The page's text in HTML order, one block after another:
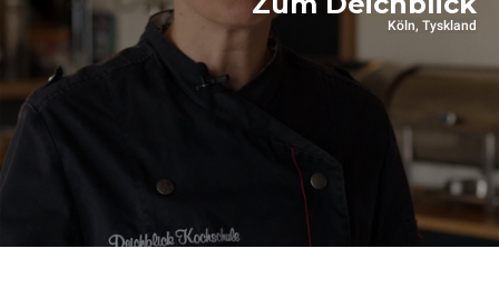
Köln, Tyskland